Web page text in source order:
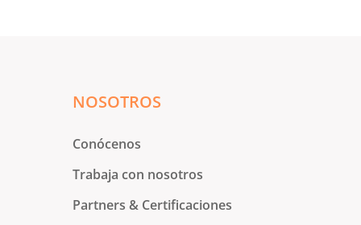
NOSOTROS
Conócenos
Trabaja con nosotros
Partners & Certificaciones